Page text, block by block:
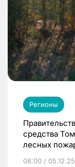
Регионы
средства
лесных
08:00 / 05.12.25